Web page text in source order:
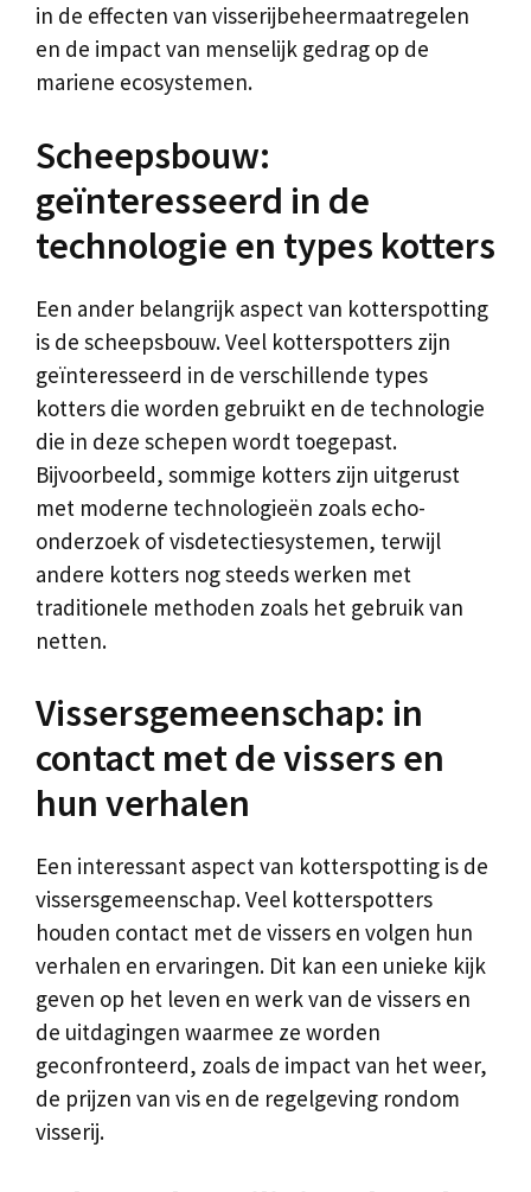
in de effecten van visserijbeheermaatregelen
en de impact van menselijk gedrag op de
mariene ecosystemen.
Scheepsbouw:
geïnteresseerd in de
technologie en types kotters
Een ander belangrijk aspect van kotterspotting
is de scheepsbouw. Veel kotterspotters zijn
geïnteresseerd in de verschillende types
kotters die worden gebruikt en de technologie
die in deze schepen wordt toegepast.
Bijvoorbeeld, sommige kotters zijn uitgerust
met moderne technologieën zoals echo-
onderzoek of visdetectiesystemen, terwijl
andere kotters nog steeds werken met
traditionele methoden zoals het gebruik van
netten.
Vissersgemeenschap: in
contact met de vissers en
hun verhalen
Een interessant aspect van kotterspotting is de
vissersgemeenschap. Veel kotterspotters
houden contact met de vissers en volgen hun
verhalen en ervaringen. Dit kan een unieke kijk
geven op het leven en werk van de vissers en
de uitdagingen waarmee ze worden
geconfronteerd, zoals de impact van het weer,
de prijzen van vis en de regelgeving rondom
visserij.